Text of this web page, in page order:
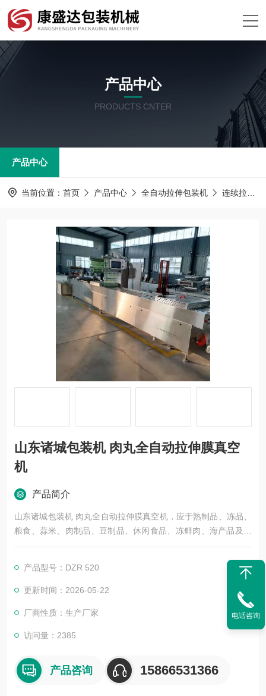
产品中心
PRODUCTS CNTER
产品中心
当前位置： 首页 产品中心 全自动拉伸包装机 连续拉伸真空包装机
山东诸城包装机 肉丸全自动拉伸膜真空
机
产品简介
山东诸城包装机 肉丸全自动拉伸膜真空机，应于熟制品、冻品、
粮食、蒜米、肉制品、豆制品、休闲食品、冻鲜肉、海产品及电
子元件等的真空包装。可实现上下膜拉伸成型，包装产品立体，
产品型号：DZR 520
更新时间：2026-05-22
厂商性质：生产厂家
访问量：2385
产品咨询 15866531366
电话咨询